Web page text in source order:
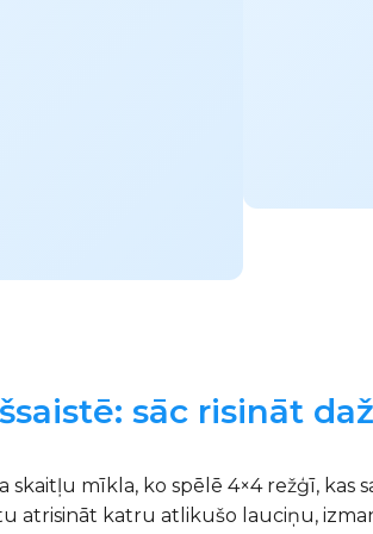
sāc risināt
mīkla, ko spēlē 4×4 režģī, kas
atrisināt katru atlikušo lauciņu,